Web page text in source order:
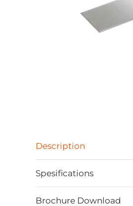
Description
Spesifications
Brochure Download